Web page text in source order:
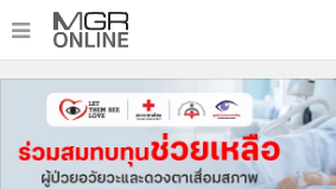
หน้าหลัก
ทันเหตุการณ์
• ภาคใต้